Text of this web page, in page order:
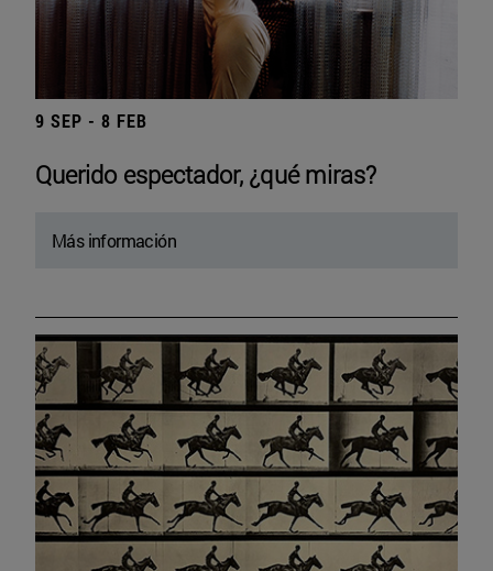
9 SEP - 8 FEB
Querido espectador, ¿qué miras?
Más información